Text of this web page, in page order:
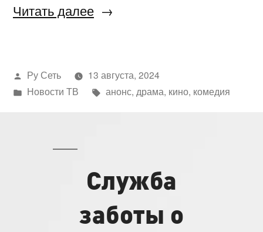
Читать далее«Летняя
драма
«Тени
Написано
автором
Ру Сеть
13 августа, 2024
Написано
Новости ТВ Метки:
анонс, драма, кино, комедия
Служба
заботы о